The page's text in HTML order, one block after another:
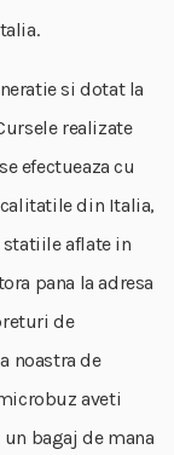
si dotat la
realizate
efectueaza cu
din Italia,
aflate in
pana la adresa
de
noastra de
aveti
bagaj de mana